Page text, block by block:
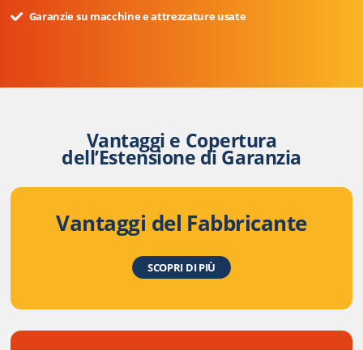
Garanzie su macchine e attrezzature usate
Vantaggi e Copertura
dell’Estensione di Garanzia
Vantaggi del Fabbricante
SCOPRI DI PIÙ